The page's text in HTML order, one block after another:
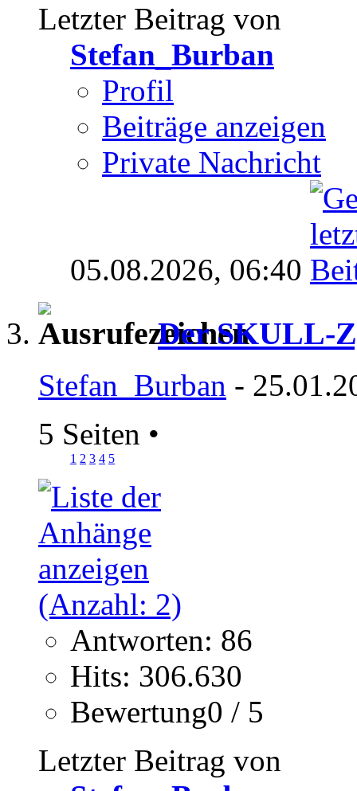
Letzter Beitrag von
Stefan_Burban
Profil
Beiträge anzeigen
Private Nachricht
05.08.2026, 06:40
Der SKULL-
Stefan_Burban -
5 Seiten •
1 2 3 4 5
Antworten: 86
Hits: 306.630
Bewertung0 / 5
Letzter Beitrag von